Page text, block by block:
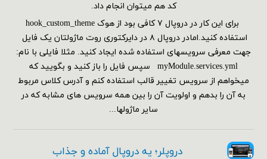
کد هم می‎توان انجام داد.
برای این کار در دروپال ۷ کافی بود از هوک hook_custom_theme
استفاده کنید.امادر دروپال ۸ در دایرکتوری روت ماژولتان یک فایل
جهت معرفی سرویسهای استفاده شده ایجاد کنید. مثلا فایلی با نام:
myModule.services.yml سپس فایل را باز کنید و بگویید که
میخواهم از سرویس تغییر قالب استفاده کنم و آدرس کلاس مربوط
به آن را بدهم و اولویت آن را بین همه سرویس های مشابه که در
سایر ماژولها...
دروپلر؛ یه دروپال آماده و جذاب